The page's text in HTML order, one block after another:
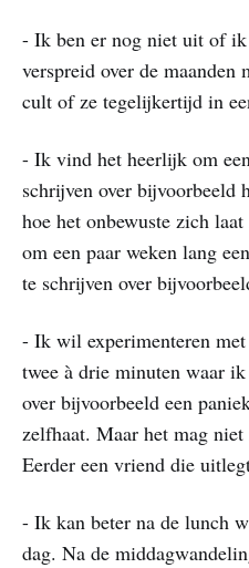
- Ik ben er nog niet uit of ik
verspreid over de maanden
cult of ze tegelijkertijd in
- Ik vind het heerlijk om
schrijven over bijvoorbeeld
hoe het onbewuste zich
om een paar weken lang
te schrijven over
- Ik wil experimenteren
twee à drie minuten waar
over bijvoorbeeld een
zelfhaat. Maar het mag
Eerder een vriend die
- Ik kan beter na de lunch
dag. Na de